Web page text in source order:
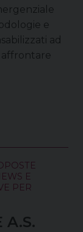
e
ad
affrontare
E
PER
A.S.